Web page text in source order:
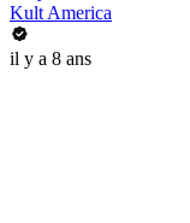
Kult America
il y a 8 ans